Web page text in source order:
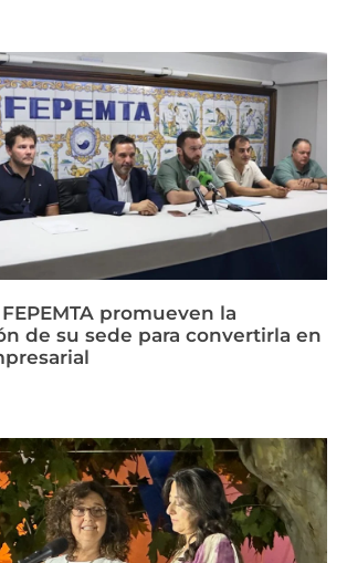
promueven la
de su sede para convertirla en